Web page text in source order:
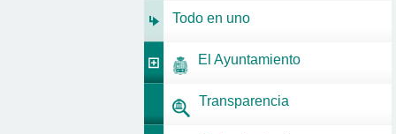
Todo en uno
El Ayuntamiento
Transparencia